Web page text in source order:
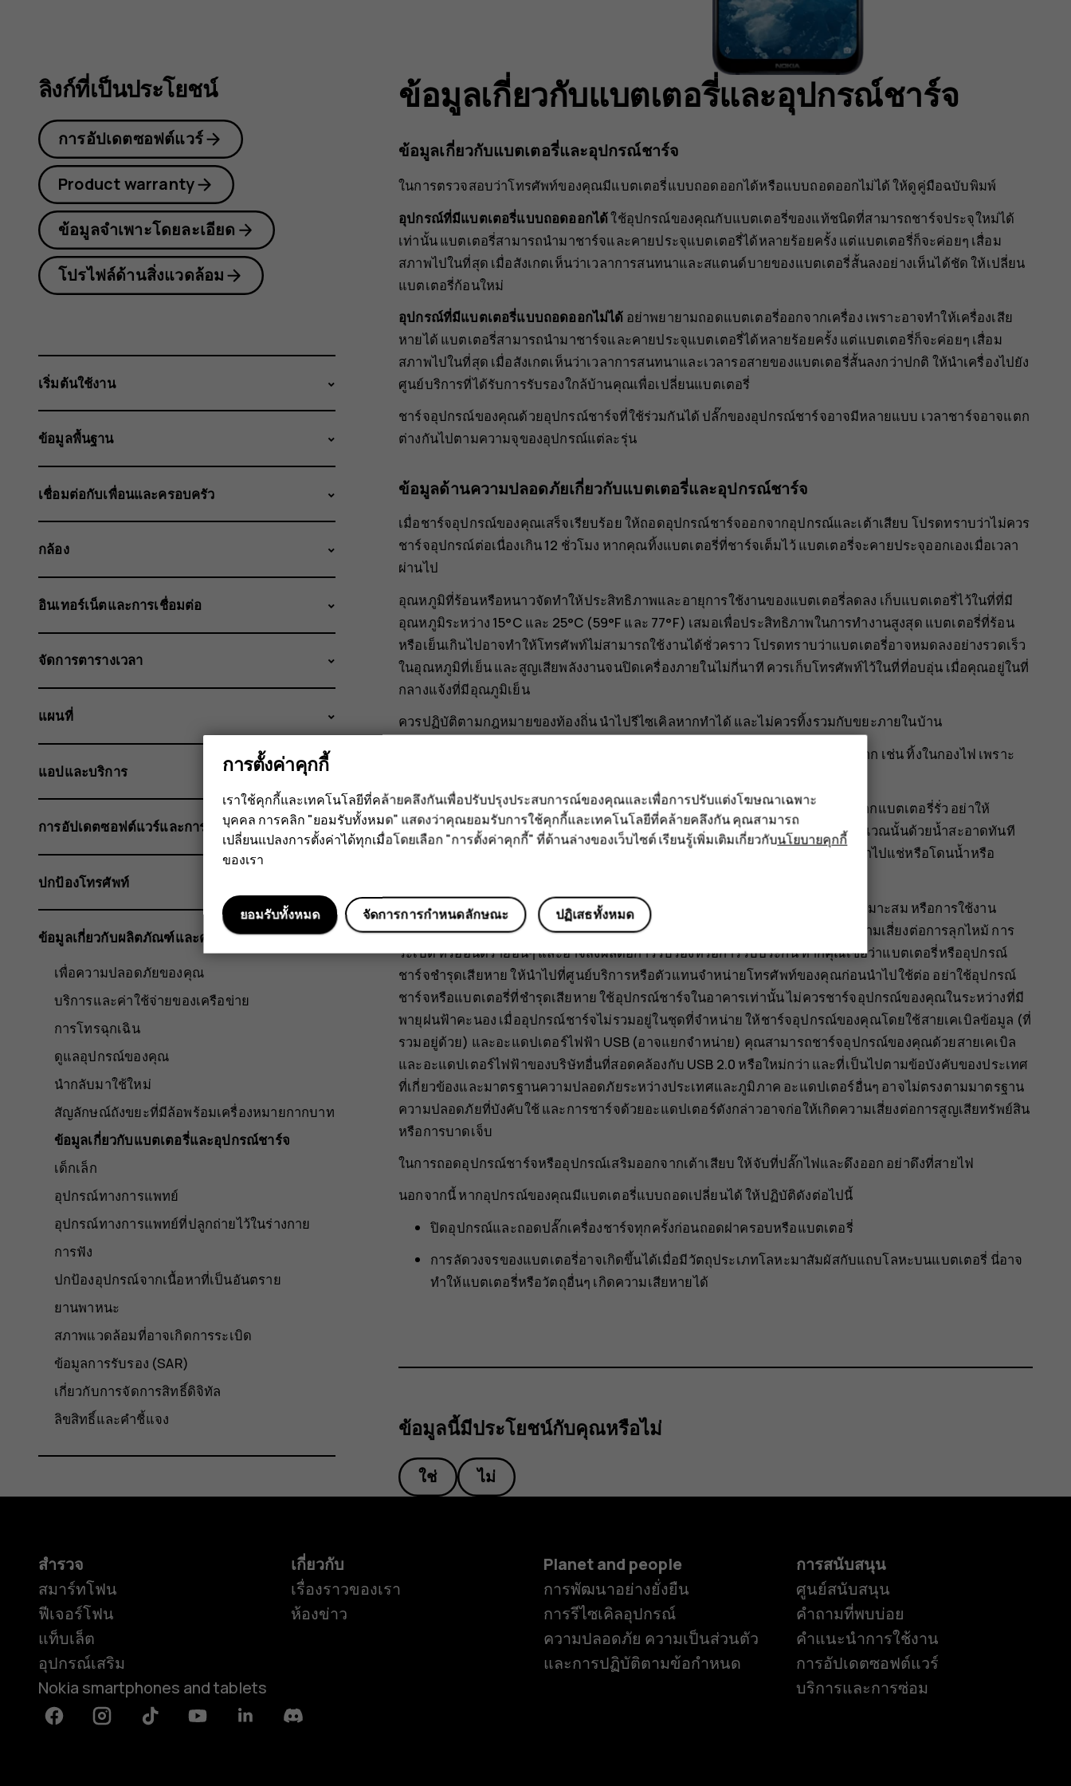
ข้อมูลเกี่ยวกับแบตเตอรี่และอุปกรณ์ชาร์จ
ข้อมูลเกี่ยวกับแบตเตอรี่และอุปกรณ์ชาร์จ
ในการตรวจสอบว่าโทรศัพท์ของคุณมีแบตเตอรี่แบบถอดออกได้หรือแบบถอดออกไม่ได้ ให้ดูคู่มือฉบับพิมพ์
อุปกรณ์ที่มีแบตเตอรี่แบบถอดออกได้ใช้อุปกรณ์ของคุณกับแบตเตอรี่ของแท้ชนิดที่สามารถชาร์จประจุใหม่ได้
เท่านั้น แบตเตอรี่สามารถนำมาชาร์จและคายประจุแบตเตอรี่ได้หลายร้อยครั้ง แต่แบตเตอรี่ก็จะค่อยๆ เสื่อม
สภาพไปในที่สุด เมื่อสังเกตเห็นว่าเวลาการสนทนาและสแตนด์บายของแบตเตอรี่สั้นลงอย่างเห็นได้ชัด ให้เปลี่ยน
แบตเตอรี่ก้อนใหม่
อุปกรณ์ที่มีแบตเตอรี่แบบถอดออกไม่ได้ อย่าพยายามถอดแบตเตอรี่ออกจากเครื่อง เพราะอาจทำให้เครื่องเสีย
หายได้ แบตเตอรี่สามารถนำมาชาร์จและคายประจุแบตเตอรี่ได้หลายร้อยครั้ง แต่แบตเตอรี่ก็จะค่อยๆ เสื่อม
สภาพไปในที่สุด เมื่อสังเกตเห็นว่าเวลาการสนทนาและเวลารอสายของแบตเตอรี่สั้นลงกว่าปกติ ให้นำเครื่องไปยัง
ศูนย์บริการที่ได้รับการรับรองใกล้บ้านคุณเพื่อเปลี่ยนแบตเตอรี่
ชาร์จอุปกรณ์ของคุณด้วยอุปกรณ์ชาร์จที่ใช้ร่วมกันได้ ปลั๊กของอุปกรณ์ชาร์จอาจมีหลายแบบ เวลาชาร์จอาจแตก
ต่างกันไปตามความจุของอุปกรณ์แต่ละรุ่น
ข้อมูลด้านความปลอดภัยเกี่ยวกับแบตเตอรี่และอุปกรณ์ชาร์จ
เมื่อชาร์จอุปกรณ์ของคุณเสร็จเรียบร้อย ให้ถอดอุปกรณ์ชาร์จออกจากอุปกรณ์และเต้าเสียบ โปรดทราบว่าไม่ควร
ชาร์จอุปกรณ์ต่อเนื่องเกิน 12 ชั่วโมง หากคุณทิ้งแบตเตอรี่ที่ชาร์จเต็มไว้ แบตเตอรี่จะคายประจุออกเองเมื่อเวลา
ผ่านไป
อุณหภูมิที่ร้อนหรือหนาวจัดทำให้ประสิทธิภาพและอายุการใช้งานของแบตเตอรี่ลดลง เก็บแบตเตอรี่ไว้ในที่ที่มี
อุณหภูมิระหว่าง 15°C และ 25°C (59°F และ 77°F) เสมอเพื่อประสิทธิภาพในการทำงานสูงสุด แบตเตอรี่ที่ร้อน
หรือเย็นเกินไปอาจทำให้โทรศัพท์ไม่สามารถใช้งานได้ชั่วคราว โปรดทราบว่าแบตเตอรี่อาจหมดลงอย่างรวดเร็ว
ในอุณหภูมิที่เย็น และสูญเสียพลังงานจนปิดเครื่องภายในไม่กี่นาที ควรเก็บโทรศัพท์ไว้ในที่ที่อบอุ่น เมื่อคุณอยู่ในที่
กลางแจ้งที่มีอุณภูมิเย็น
ควรปฏิบัติตามกฎหมายของท้องถิ่น นำไปรีไซเคิลหากทำได้ และไม่ควรทิ้งรวมกับขยะภายในบ้าน
อย่าให้แบตเตอรี่อยู่ในความดันอากาศที่ต่ำมากหรือปล่อยทิ้งไว้ในที่ที่มีอุณหภูมิสูงมาก เช่น ทิ้งในกองไฟ เพราะ
ห้ามถอดชิ้นส่วน ตัด ทุบ ดัดงอ เจาะ หรือสร้างความเสียหายอื่นใดให้กับแบตเตอรี่ หากแบตเตอรี่รั่ว อย่าให้
ของเหลวนั้นสัมผัสกับผิวหนังหรือดวงตา หากสัมผัสโดนผิวหนังหรือดวงตา ให้ล้างบริเวณนั้นด้วยน้ำสะอาดทันที
หรือรีบไปพบแพทย์ ห้ามดัดแปลง พยายามใส่วัตถุแปลกปลอมลงในแบตเตอรี่ หรือนำไปแช่หรือโดนน้ำหรือ
ใช้แบตเตอรี่หรืออุปกรณ์ชาร์จตามวัตถุประสงค์การใช้งานเท่านั้น การใช้งานที่ไม่เหมาะสม หรือการใช้งาน
แบตเตอรี่หรืออุปกรณ์ชาร์จที่ไม่ได้รับการรับรองหรือใช้ร่วมกันไม่ได้ อาจทำให้มีความเสี่ยงต่อการลุกไหม้ การ
ระเบิด หรืออันตรายอื่นๆ และอาจส่งผลต่อการรับรองหรือการรับประกัน หากคุณเชื่อว่าแบตเตอรี่หรืออุปกรณ์
ชาร์จชำรุดเสียหาย ให้นำไปที่ศูนย์บริการหรือตัวแทนจำหน่ายโทรศัพท์ของคุณก่อนนำไปใช้ต่อ อย่าใช้อุปกรณ์
ชาร์จหรือแบตเตอรี่ที่ชำรุดเสียหาย ใช้อุปกรณ์ชาร์จในอาคารเท่านั้น ไม่ควรชาร์จอุปกรณ์ของคุณในระหว่างที่มี
พายุฝนฟ้าคะนอง เมื่ออุปกรณ์ชาร์จไม่รวมอยู่ในชุดที่จำหน่าย ให้ชาร์จอุปกรณ์ของคุณโดยใช้สายเคเบิลข้อมูล (ที่
รวมอยู่ด้วย) และอะแดปเตอร์ไฟฟ้า USB (อาจแยกจำหน่าย) คุณสามารถชาร์จอุปกรณ์ของคุณด้วยสายเคเบิล
และอะแดปเตอร์ไฟฟ้าของบริษัทอื่นที่สอดคล้องกับ USB 2.0 หรือใหม่กว่า และที่เป็นไปตามข้อบังคับของประเทศ
ที่เกี่ยวข้องและมาตรฐานความปลอดภัยระหว่างประเทศและภูมิภาค อะแดปเตอร์อื่นๆ อาจไม่ตรงตามมาตรฐาน
ความปลอดภัยที่บังคับใช้ และการชาร์จด้วยอะแดปเตอร์ดังกล่าวอาจก่อให้เกิดความเสี่ยงต่อการสูญเสียทรัพย์สิน
หรือการบาดเจ็บ
ในการถอดอุปกรณ์ชาร์จหรืออุปกรณ์เสริมออกจากเต้าเสียบ ให้จับที่ปลั๊กไฟและดึงออก อย่าดึงที่สายไฟ
นอกจากนี้ หากอุปกรณ์ของคุณมีแบตเตอรี่แบบถอดเปลี่ยนได้ ให้ปฏิบัติดังต่อไปนี้
ปิดอุปกรณ์และถอดปลั๊กเครื่องชาร์จทุกครั้งก่อนถอดฝาครอบหรือแบตเตอรี่
การลัดวงจรของแบตเตอรี่อาจเกิดขึ้นได้เมื่อมีวัตถุประเภทโลหะมาสัมผัสกับแถบโลหะบนแบตเตอรี่ นี่อาจ
ทำให้แบตเตอรี่หรือวัตถุอื่นๆ เกิดความเสียหายได้
ข้อมูลนี้มีประโยชน์กับคุณหรือไม่
ใช่ ไม่
ลิงก์ที่เป็นประโยชน์
การอัปเดตซอฟต์แวร์
Product warranty
ข้อมูลจำเพาะโดยละเอียด
โปรไฟล์ด้านสิ่งแวดล้อม
เริ่มต้นใช้งาน
ข้อมูลพื้นฐาน
เชื่อมต่อกับเพื่อนและครอบครัว
กล้อง
อินเทอร์เน็ตและการเชื่อมต่อ
จัดการตารางเวลา
แผนที่
แอปและบริการ
การอัปเดตซอฟต์แวร์และการสำรองข้อมูล
ปกป้องโทรศัพท์
ข้อมูลเกี่ยวกับผลิตภัณฑ์และความปลอดภัย
เพื่อความปลอดภัยของคุณ
บริการและค่าใช้จ่ายของเครือข่าย
การโทรฉุกเฉิน
ดูแลอุปกรณ์ของคุณ
นำกลับมาใช้ใหม่
สัญลักษณ์ถังขยะที่มีล้อพร้อมเครื่องหมายกากบาท
ข้อมูลเกี่ยวกับแบตเตอรี่และอุปกรณ์ชาร์จ
เด็กเล็ก
อุปกรณ์ทางการแพทย์
อุปกรณ์ทางการแพทย์ที่ปลูกถ่ายไว้ในร่างกาย
การฟัง
ปกป้องอุปกรณ์จากเนื้อหาที่เป็นอันตราย
ยานพาหนะ
สภาพแวดล้อมที่อาจเกิดการระเบิด
ข้อมูลการรับรอง (SAR)
เกี่ยวกับการจัดการสิทธิ์ดิจิทัล
ลิขสิทธิ์และคำชี้แจง
สำรวจ
สมาร์ทโฟน
ฟีเจอร์โฟน
แท็บเล็ต
อุปกรณ์เสริม
Nokia smartphones and tablets
เกี่ยวกับ
เรื่องราวของเรา
ห้องข่าว
Planet and people
การพัฒนาอย่างยั่งยืน
การรีไซเคิลอุปกรณ์
ความปลอดภัย ความเป็นส่วนตัว
และการปฏิบัติตามข้อกำหนด
การสนับสนุน
ศูนย์สนับสนุน
คำถามที่พบบ่อย
คำแนะนำการใช้งาน
การอัปเดตซอฟต์แวร์
บริการและการซ่อม
FacebookInstagramTiktok YoutubeLinkedinDiscord
การตั้งค่าคุกกี้
เราใช้คุกกี้และเทคโนโลยีที่คล้ายคลึงกันเพื่อปรับปรุงประสบการณ์ของคุณและเพื่อการปรับแต่งโฆษณาเฉพาะ
บุคคล การคลิก "ยอมรับทั้งหมด" แสดงว่าคุณยอมรับการใช้คุกกี้และเทคโนโลยีที่คล้ายคลึงกัน คุณสามารถ
เปลี่ยนแปลงการตั้งค่าได้ทุกเมื่อโดยเลือก "การตั้งค่าคุกกี้" ที่ด้านล่างของเว็บไซต์ เรียนรู้เพิ่มเติมเกี่ยวกับนโยบายคุกกี้
ของเรา
ปฏิเสธทั้งหมด
จัดการการกำหนดลักษณะ
ยอมรับทั้งหมด